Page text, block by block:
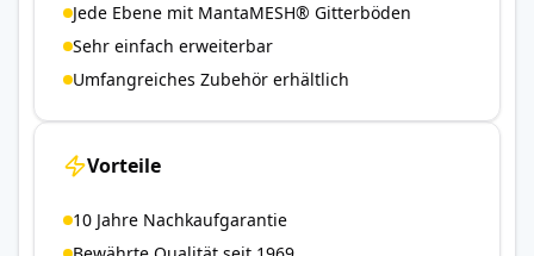
Jede Ebene mit MantaMESH® Gitterböden
Sehr einfach erweiterbar
Umfangreiches Zubehör erhältlich
Vorteile
10 Jahre Nachkaufgarantie